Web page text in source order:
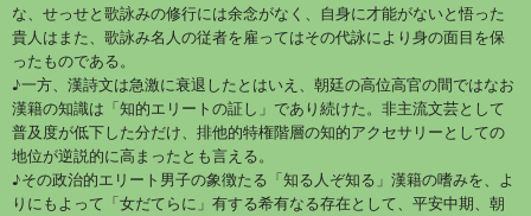
な、せっせと歌詠みの修行には余念がなく、自身に才能がないと悟った
貴人はまた、歌詠み名人の従者を雇ってはその代詠により身の面目を保
ったものである。
♪一方、漢詩文は急激に衰退したとはいえ、朝廷の高位高官の間ではなお
漢籍の知識は「知的エリートの証し」であり続けた。非主流文芸として
普及度が低下した分だけ、排他的特権階層の知的アクセサリーとしての
地位が逆説的に高まったとも言える。
♪その政治的エリート男子の象徴たる「知る人ぞ知る」漢籍の嗜みを、よ
りにもよって「女だてらに」有する希有なる存在として、平安中期、朝